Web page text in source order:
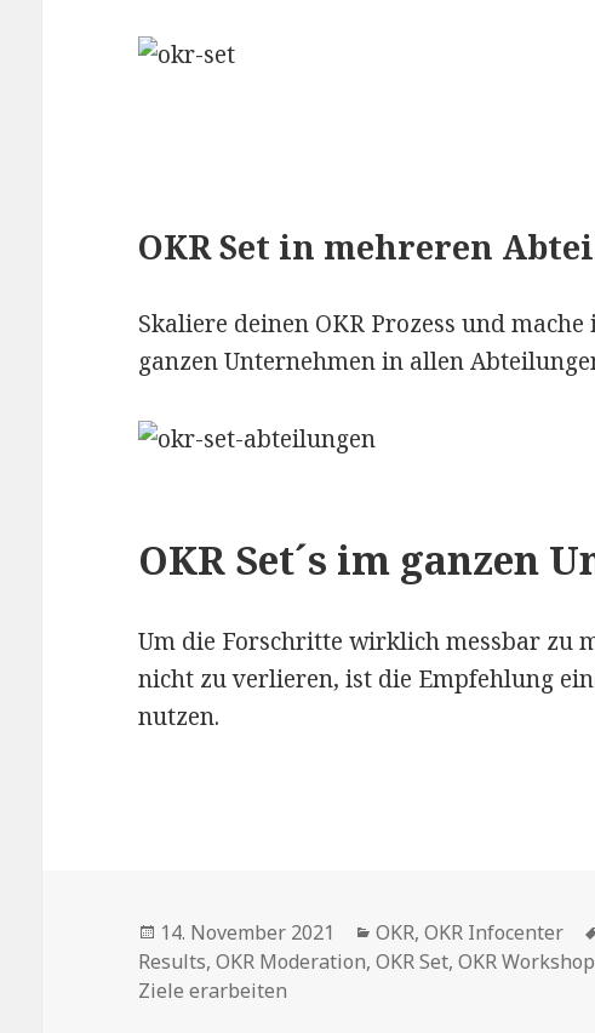
OKR Set in mehreren
Skaliere deinen OKR Prozess und
ganzen Unternehmen in allen
OKR Set´s im ganzen
Um die Forschritte wirklich messbar zu
nicht zu verlieren, ist die Empfehlung
nutzen.
Veröffentlicht
am
14. November 2021 Kategorien
OKR,OKR Infocenter
Results,OKR Moderation,OKR Set,OKR
Ziele erarbeiten